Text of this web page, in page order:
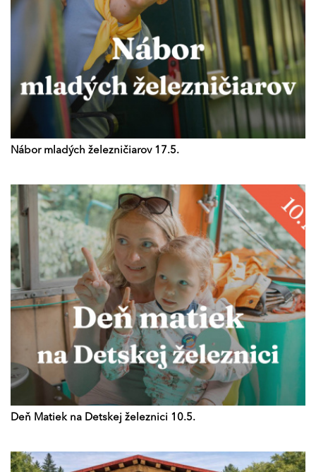
Nábor mladých železničiarov 17.5.
Deň Matiek na Detskej železnici 10.5.